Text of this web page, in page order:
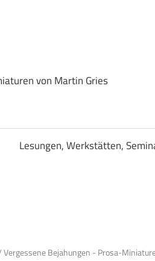
von Martin Gries
Lesungen, Werkstätten,
Vergessene Bejahungen - Prosa-